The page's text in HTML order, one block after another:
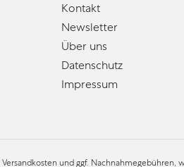
Kontakt
Newsletter
Über uns
Datenschutz
Impressum
Versandkostenund ggf. Nachnahmegebühren,